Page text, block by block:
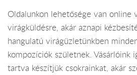
Oldalunkon lehetősége van online
virágküldésre, akár aznapi
hangulatú virágüzletünkben
kompozíciók születnek. Vásárlóink
tartva készítjük csokrainkat, akár